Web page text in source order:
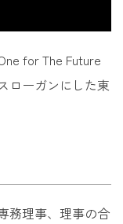
for The Future
ローガンにした東
務理事、理事の合